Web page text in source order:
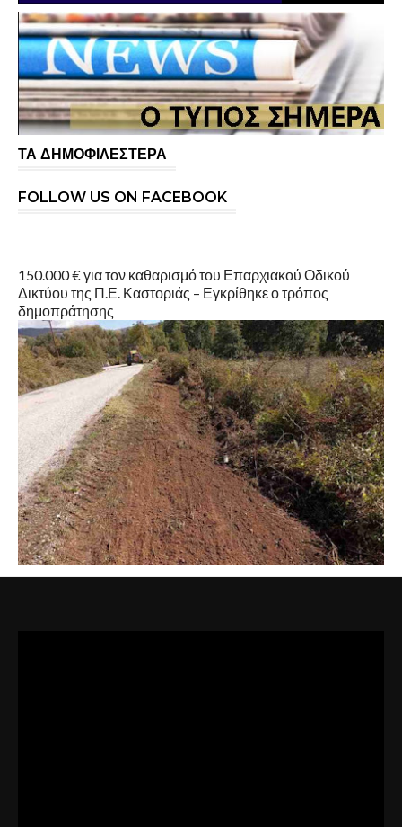
ΤΑ ΔΗΜΟΦΙΛΕΣΤΕΡΑ
FOLLOW US ON FACEBOOK
150.000 € για τον καθαρισμό του Επαρχιακού Οδικού
Δικτύου της Π.Ε. Καστοριάς – Εγκρίθηκε ο τρόπος
δημοπράτησης